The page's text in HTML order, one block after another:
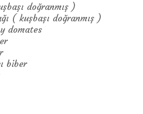
doğranmış )
( kuşbaşı doğranmış )
domates
biber